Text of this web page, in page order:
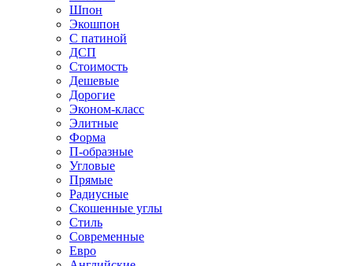
Шпон
Экошпон
С патиной
ДСП
Стоимость
Дешевые
Дорогие
Эконом-класс
Элитные
Форма
П-образные
Угловые
Прямые
Радиусные
Скошенные углы
Стиль
Современные
Евро